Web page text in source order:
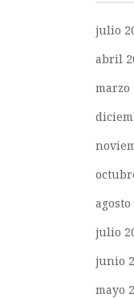
julio
abril
marzo
agosto
julio
junio
mayo